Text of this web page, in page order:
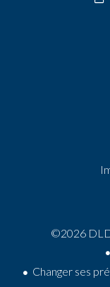
©2026
Changer ses